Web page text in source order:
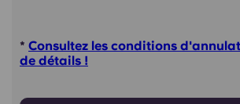
* Consultez les conditions
de détails !